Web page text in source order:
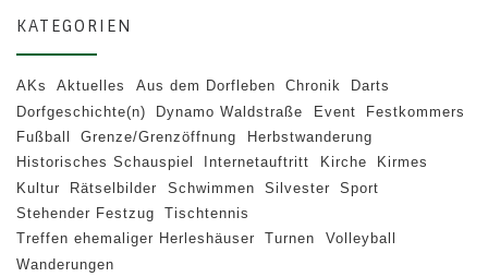
KATEGORIEN
AKs Aktuelles Aus dem Dorfleben Chronik
Darts
Dorfgeschichte(n)
Dynamo Waldstraße Event
Festkommers
Fußball
Grenze/Grenzöffnung
Herbstwanderung
Historisches Schauspiel
Internetauftritt Kirche
Kirmes
Kultur
Rätselbilder Schwimmen Silvester
Sport
Stehender Festzug
Tischtennis
Treffen ehemaliger Herleshäuser
Turnen
Volleyball
Wanderungen